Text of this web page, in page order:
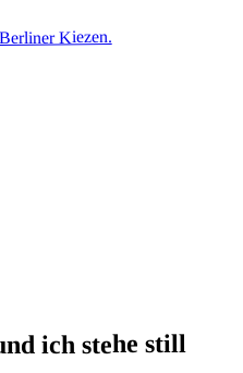
Kiezen.
ich stehe still